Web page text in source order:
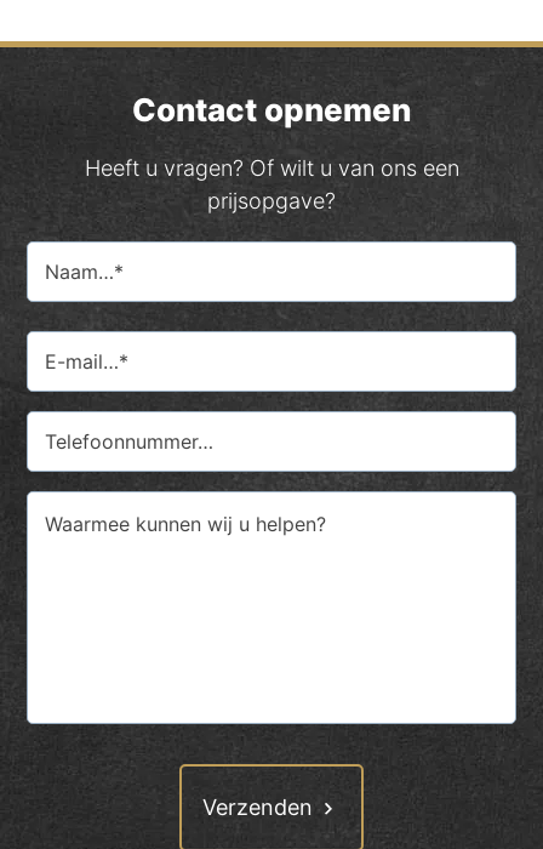
Contact opnemen
Heeft u vragen? Of wilt u van ons een
prijsopgave?
(Vereist)
(Vereist)
(Vereist)